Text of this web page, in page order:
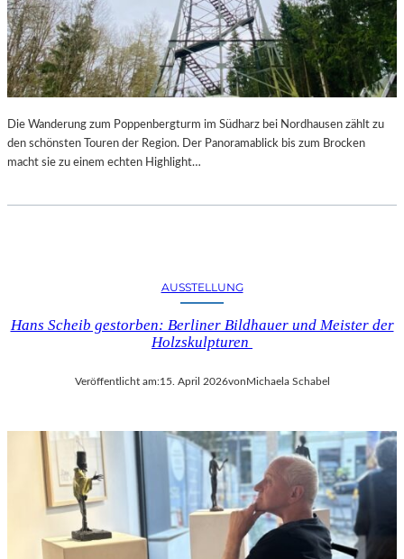
Die Wanderung zum Poppenbergturm im Südharz bei Nordhausen zählt zu
den schönsten Touren der Region. Der Panoramablick bis zum Brocken
macht sie zu einem echten Highlight…
AUSSTELLUNG
Hans Scheib gestorben: Berliner Bildhauer und Meister der
Holzskulpturen
Veröffentlicht am:15. April 2026von Michaela Schabel